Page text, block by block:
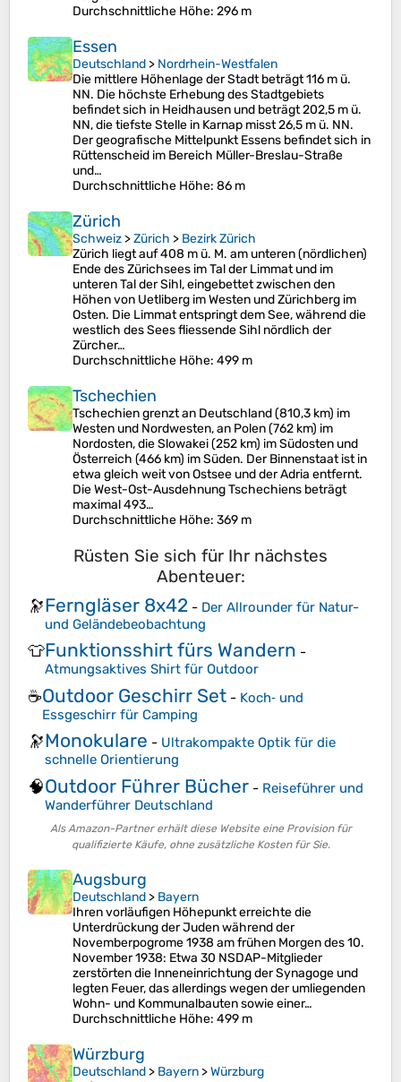
Durchschnittliche Höhe: 296 m
Essen
Deutschland > Nordrhein-Westfalen
Die mittlere Höhenlage der Stadt beträgt 116 m ü.
NN. Die höchste Erhebung des Stadtgebiets
befindet sich in Heidhausen und beträgt 202,5 m ü.
NN, die tiefste Stelle in Karnap misst 26,5 m ü. NN.
Der geografische Mittelpunkt Essens befindet sich in
Rüttenscheid im Bereich Müller-Breslau-Straße
und…
Durchschnittliche Höhe: 86 m
Zürich
Schweiz >Zürich > Bezirk Zürich
Zürich liegt auf 408 m ü. M. am unteren (nördlichen)
Ende des Zürichsees im Tal der Limmat und im
unteren Tal der Sihl, eingebettet zwischen den
Höhen von Uetliberg im Westen und Zürichberg im
Osten. Die Limmat entspringt dem See, während die
westlich des Sees fliessende Sihl nördlich der
Zürcher…
Durchschnittliche Höhe: 499 m
Tschechien
Tschechien grenzt an Deutschland (810,3 km) im
Westen und Nordwesten, an Polen (762 km) im
Nordosten, die Slowakei (252 km) im Südosten und
Österreich (466 km) im Süden. Der Binnenstaat ist in
etwa gleich weit von Ostsee und der Adria entfernt.
Die West-Ost-Ausdehnung Tschechiens beträgt
maximal 493…
Durchschnittliche Höhe: 369 m
Rüsten Sie sich für Ihr nächstes
Abenteuer:
🔭Ferngläser 8x42 - Der Allrounder für Natur-
und Geländebeobachtung
👕Funktionsshirt fürs Wandern -
Atmungsaktives Shirt für Outdoor
☕Outdoor Geschirr Set - Koch‑ und
Essgeschirr für Camping
🔭Monokulare - Ultrakompakte Optik für die
schnelle Orientierung
🧠Outdoor Führer Bücher - Reiseführer und
Wanderführer Deutschland
Als Amazon-Partner erhält diese Website eine Provision für
qualifizierte Käufe, ohne zusätzliche Kosten für Sie.
Augsburg
Deutschland > Bayern
Ihren vorläufigen Höhepunkt erreichte die
Unterdrückung der Juden während der
Novemberpogrome 1938 am frühen Morgen des 10.
November 1938: Etwa 30 NSDAP-Mitglieder
zerstörten die Inneneinrichtung der Synagoge und
legten Feuer, das allerdings wegen der umliegenden
Wohn- und Kommunalbauten sowie einer…
Durchschnittliche Höhe: 499 m
Würzburg
Deutschland > Bayern >Würzburg